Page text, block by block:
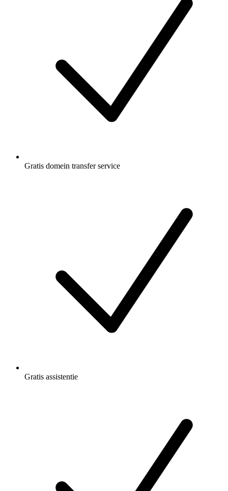
Gratis domein transfer service
Gratis assistentie